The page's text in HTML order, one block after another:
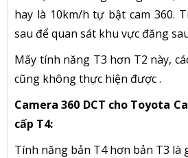
hay là 10km/h tự bật cam 360.
sau để quan sát khu vực đăng
Mấy tính năng T3 hơn T2 này,
cũng không thực hiện được .
Camera 360 DCT cho Toyota
cấp T4:
Tính năng bản T4 hơn bản T3 là